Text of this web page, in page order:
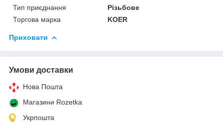
Тип приєднання
Різьбове
Торгова марка
KOER
Приховати
Умови доставки
Нова Пошта
Магазини Rozetka
Укрпошта